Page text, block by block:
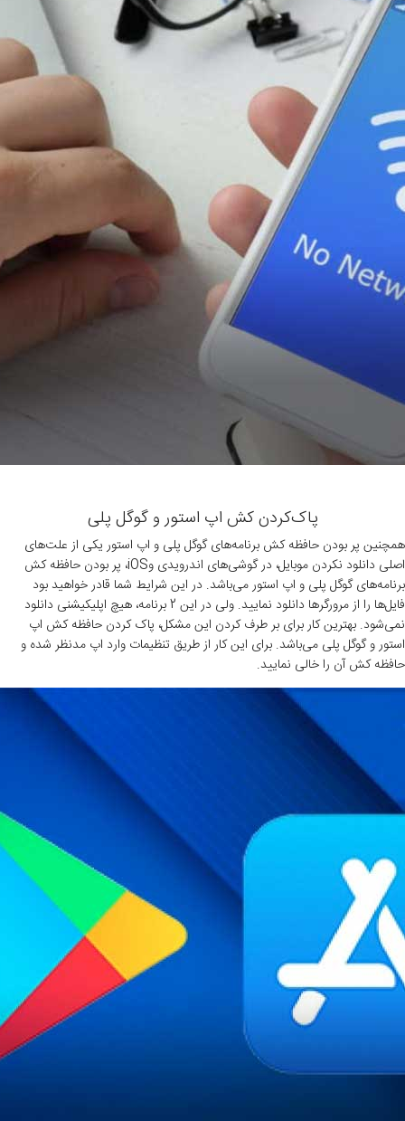
پاک‌کردن کش اپ استور و گوگل پلی
همچنین پر بودن حافظه کش برنامه‌های گوگل پلی و اپ استور یکی از علت‌های
اصلی دانلود نکردن موبایل، در گوشی‌های اندرویدی وiOS، پر بودن حافظه کش
برنامه‌های گوگل پلی و اپ استور می‌باشد. در این شرایط شما قادر خواهید بود
فایل‌ها را از مرورگرها دانلود نمایید. ولی در این 2 برنامه، هیچ اپلیکیشنی دانلود
نمی‌شود. بهترین کار برای بر طرف کردن این مشکل، پاک کردن حافظه کش اپ
استور و گوگل پلی می‌باشد. برای این کار از طریق تنظیمات وارد اپ مدنظر شده و
حافظه کش آن را خالی نمایید.